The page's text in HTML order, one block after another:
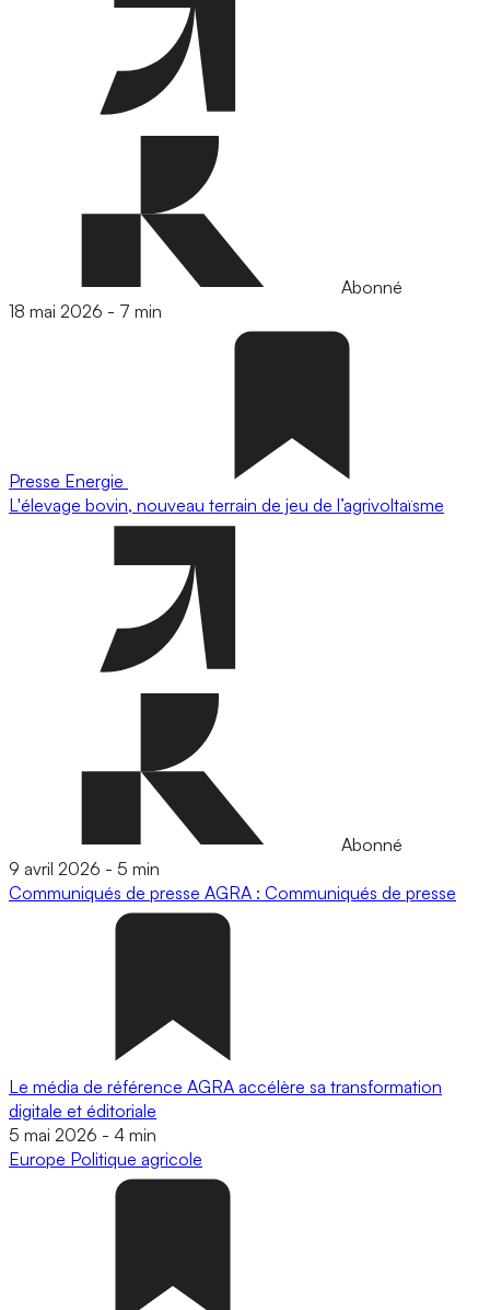
Abonné
18 mai 2026 - 7 min
Presse Energie
L'élevage bovin, nouveau terrain de jeu de l’agrivoltaïsme
Abonné
9 avril 2026 - 5 min
Communiqués de presse AGRA : Communiqués de presse
Le média de référence AGRA accélère sa transformation
digitale et éditoriale
5 mai 2026 - 4 min
Europe Politique agricole